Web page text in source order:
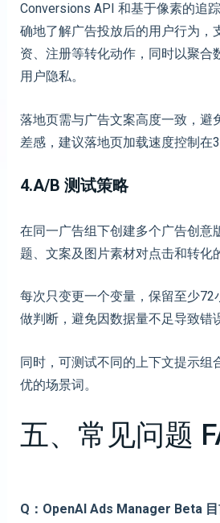
Conversions API 和基于像素的追
确地了解广告投放后的用户行为，
资、注册等转化动作，同时以聚合
用户隐私。
落地页需与广告文案高度一致，避
差感，建议落地页加载速度控制在3
4.A/B 测试策略
在同一广告组下创建多个广告创意
题、文案及图片素材对点击和转化
每次只变更一个变量，保留至少72
做判断，避免因数据量不足导致错
同时，可测试不同的上下文提示组
优的场景词。
五、常见问题
Q：OpenAI Ads Manager Beta